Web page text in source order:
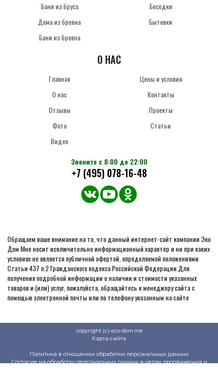
Бани из бруса
Дома из бревна
Бани из бревна
Беседки
Бытовки
О НАС
Главная
О нас
Отзывы
Фото
Видео
Цены и условия
Контакты
Проекты
Статьи
Звоните с 8:00 до 22:00
+7 (495) 078-16-48
Обращаем ваше внимание на то, что данный интернет-сайт компании Эко
Дом Мне носит исключительно информационный характер и ни при каких
условиях не является публичной офертой, определяемой положениями
Статьи 437 п.2 Гражданского кодекса Российской Федерации.Для
получения подробной информации о наличии и стоимости указанных
товаров и (или) услуг, пожалуйста, обращайтесь к менеджеру сайта с
помощью электронной почты или по телефону указанным на сайте
copyright (c) eco-dom.me
Карта сайта
Политика в отношении обработки персональных данных
Согласие на обработку персональных данных в целях продвижения и